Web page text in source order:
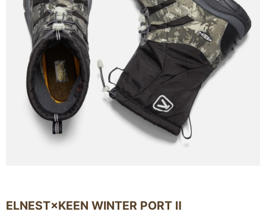
ELNEST×KEEN WINTER PORT Ⅱ